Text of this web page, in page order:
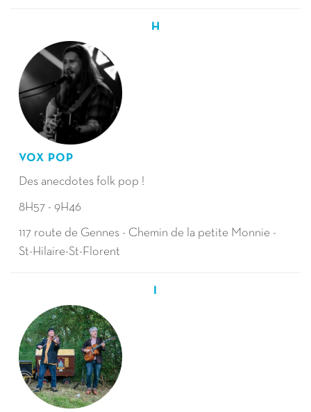
H
VOX POP
Des anecdotes folk pop !
8H57 - 9H46
117 route de Gennes - Chemin de la petite Monnie -
St-Hilaire-St-Florent